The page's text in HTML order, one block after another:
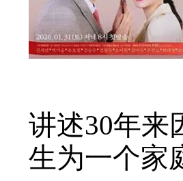
讲述30年来
生为一个家